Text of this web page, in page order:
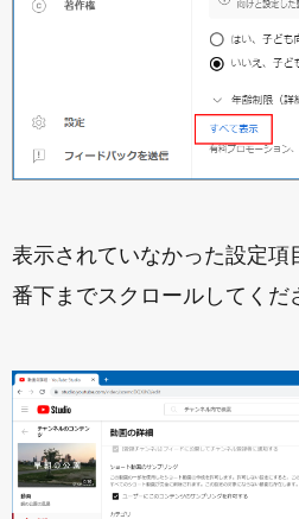
表示されていなかった設定項
番下までスクロールしてくだ